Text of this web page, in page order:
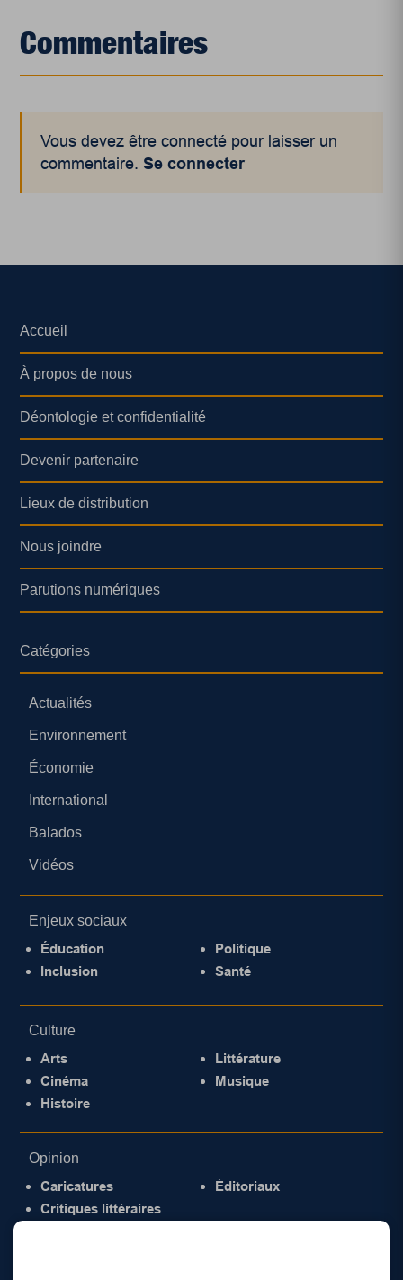
Commentaires
Vous devez être connecté pour laisser un
commentaire.Se connecter
Accueil
À propos de nous
Déontologie et confidentialité
Devenir partenaire
Lieux de distribution
Nous joindre
Parutions numériques
Catégories
Actualités
Environnement
Économie
International
Balados
Vidéos
Enjeux sociaux
Éducation
Inclusion
Politique
Santé
Culture
Arts
Cinéma
Histoire
Littérature
Musique
Opinion
Caricatures
Critiques littéraires
Éditoriaux